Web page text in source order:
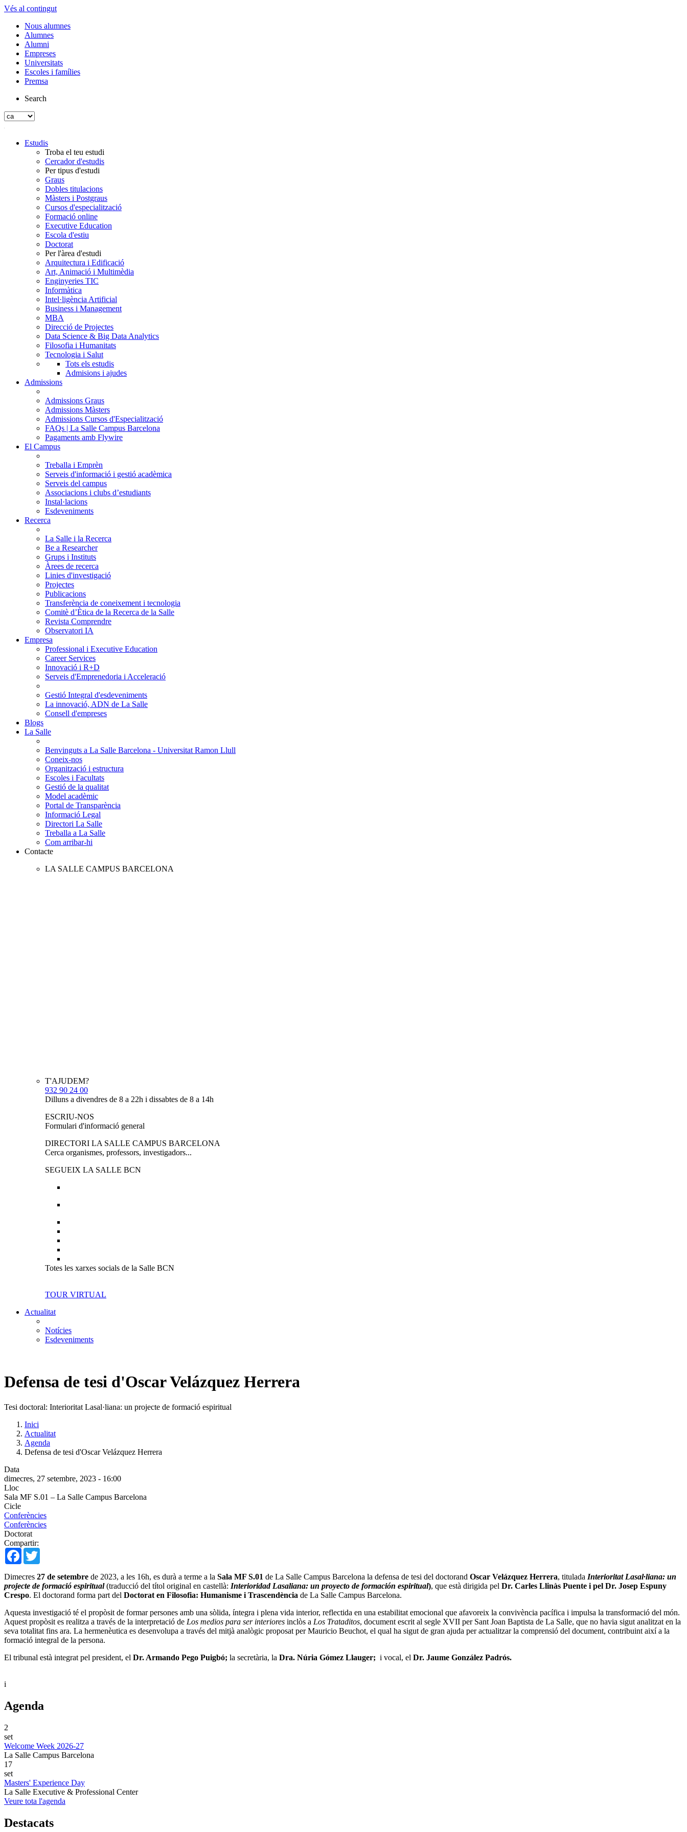
Vés al contingut
Nous alumnes
Alumnes
Alumni
Empreses
Universitats
Escoles i famílies
Premsa
Search
Estudis
Troba el teu estudi
Cercador d'estudis
Per tipus d'estudi
Graus
Dobles titulacions
Màsters i Postgraus
Cursos d'especialització
Formació online
Executive Education
Escola d'estiu
Doctorat
Per l'àrea d'estudi
Arquitectura i Edificació
Art, Animació i Multimèdia
Enginyeries TIC
Informàtica
Intel·ligència Artificial
Business i Management
MBA
Direcció de Projectes
Data Science & Big Data Analytics
Filosofia i Humanitats
Tecnologia i Salut
Tots els estudis
Admisions i ajudes
Admissions
Admissions Graus
Admissions Màsters
Admissions Cursos d'Especialització
FAQs | La Salle Campus Barcelona
Pagaments amb Flywire
El Campus
Treballa i Emprèn
Serveis d'informació i gestió acadèmica
Serveis del campus
Associacions i clubs d’estudiants
Instal·lacions
Esdeveniments
Recerca
La Salle i la Recerca
Be a Researcher
Grups i Instituts
Àrees de recerca
Linies d'investigació
Projectes
Publicacions
Transferència de coneixement i tecnologia
Comitè d’Ètica de la Recerca de la Salle
Revista Comprendre
Observatori IA
Empresa
Professional i Executive Education
Career Services
Innovació i R+D
Serveis d'Emprenedoria i Acceleració
Gestió Integral d'esdeveniments
La innovació, ADN de La Salle
Consell d'empreses
Blogs
La Salle
Benvinguts a La Salle Barcelona - Universitat Ramon Llull
Coneix-nos
Organització i estructura
Escoles i Facultats
Gestió de la qualitat
Model acadèmic
Portal de Transparència
Informació Legal
Directori La Salle
Treballa a La Salle
Com arribar-hi
Contacte
LA SALLE CAMPUS BARCELONA
T'AJUDEM?
932 90 24 00
Dilluns a divendres de 8 a 22h i dissabtes de 8 a 14h
ESCRIU-NOS
Formulari d'informació general
DIRECTORI LA SALLE CAMPUS BARCELONA
Cerca organismes, professors, investigadors...
SEGUEIX LA SALLE BCN
Totes les xarxes socials de la Salle BCN
TOUR VIRTUAL
Actualitat
Notícies
Esdeveniments
Defensa de tesi d'Oscar Velázquez Herrera
Tesi doctoral: Interioritat Lasal·liana: un projecte de formació espiritual
Inici
Actualitat
Agenda
Defensa de tesi d'Oscar Velázquez Herrera
Data
dimecres, 27 setembre, 2023 - 16:00
Lloc
Sala MF S.01 – La Salle Campus Barcelona
Cicle
Conferències
Conferències
Doctorat
Compartir:
Facebook
Dimecres 27 de setembre de 2023, a les 16h, es durà a terme a la Sala MF S.01 de La Salle Campus Barcelona ​​la defensa de tesi del doctorand Oscar Velázquez Herrera, titulada Interioritat Lasal·liana: un
projecte de formació espiritual(traducció del títol original en castellà: Interioridad Lasaliana: un proyecto de formación espiritual), que està dirigida pel Dr. Carles Llinàs Puente i pel Dr. Josep Espuny
Crespo. El doctorand forma part del Doctorat en Filosofia: Humanisme i Trascendència de La Salle Campus Barcelona.
Aquesta investigació té el propòsit de formar persones amb una sòlida, íntegra i plena vida interior, reflectida en una estabilitat emocional que afavoreix la convivència pacífica i impulsa la transformació del món.
Aquest propòsit es realitza a través de la interpretació de Los medios para ser interiores inclòs a Los Trataditos, document escrit al segle XVII per Sant Joan Baptista de La Salle, que no havia sigut analitzat en la
seva totalitat fins ara. La hermenèutica es desenvolupa a través del mitjà analògic proposat per Mauricio Beuchot, el qual ha sigut de gran ajuda per actualitzar la comprensió del document, contribuint així a la
formació integral de la persona.
El tribunal està integrat pel president, el Dr. Armando Pego Puigbó; la secretària, la Dra. Núria Gómez Llauger; i vocal, el Dr. Jaume González Padrós.
i
Agenda
2
set
Welcome Week 2026-27
La Salle Campus Barcelona
17
set
Masters' Experience Day
La Salle Executive & Professional Center
Veure tota l'agenda
Destacats